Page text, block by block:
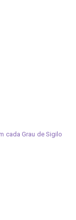
cada Grau de Sigilo